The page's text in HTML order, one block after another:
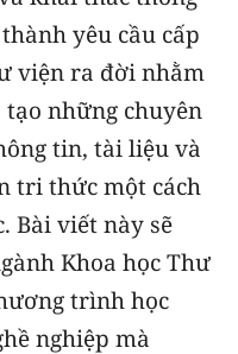
yêu cầu cấp
viện ra đời nhằm
tạo những chuyên
tin, tài liệu và
tri thức một cách
Bài viết này sẽ
Khoa học Thư
trình học
nghiệp mà